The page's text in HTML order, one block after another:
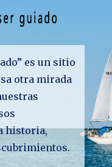
es un sitio
otra mirada
historia,